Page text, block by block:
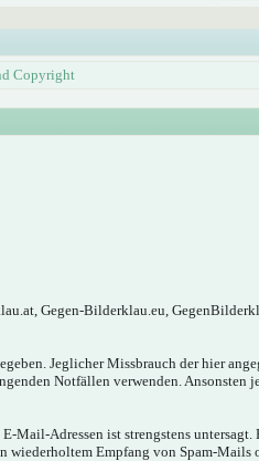
Copyright
Gegen-Bilderklau.eu,
Jeglicher Missbrauch der hier
Notfällen verwenden. Ansonsten
Mail-Adressen ist strengstens
wiederholtem Empfang von Spam-Mails